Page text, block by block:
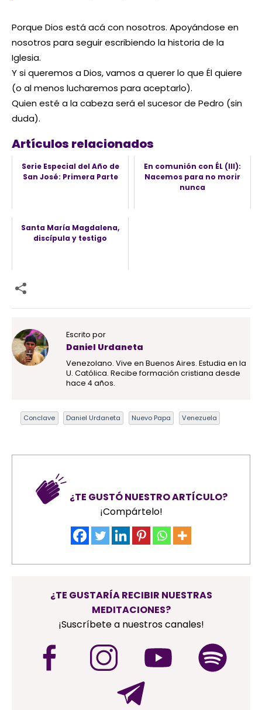
Porque Dios está acá con nosotros. Apoyándose en
nosotros para seguir escribiendo la historia de la
Iglesia.
Y si queremos a Dios, vamos a querer lo que Él quiere
(o al menos lucharemos para aceptarlo).
Quien esté a la cabeza será el sucesor de Pedro (sin
duda).
Artículos relacionados
Serie Especial del Año de
San José: Primera Parte
En comunión con ÉL (III):
Nacemos para no morir
nunca
Santa María Magdalena,
discípula y testigo
Escrito por
Daniel Urdaneta
Venezolano. Vive en Buenos Aires. Estudia en la
U. Católica. Recibe formación cristiana desde
hace 4 años.
Conclave Daniel Urdaneta Nuevo Papa Venezuela
¿TE GUSTÓ NUESTRO ARTÍCULO?
¡Compártelo!
¿TE GUSTARÍA RECIBIR NUESTRAS
MEDITACIONES?
¡Suscríbete a nuestros canales!